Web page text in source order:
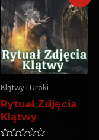
Klątwy i Uroki
Rytuał Zdjęcia
Klątwy